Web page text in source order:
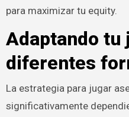
para maximizar tu equity.
Adaptando tu
diferentes
La estrategia para jugar
significativamente